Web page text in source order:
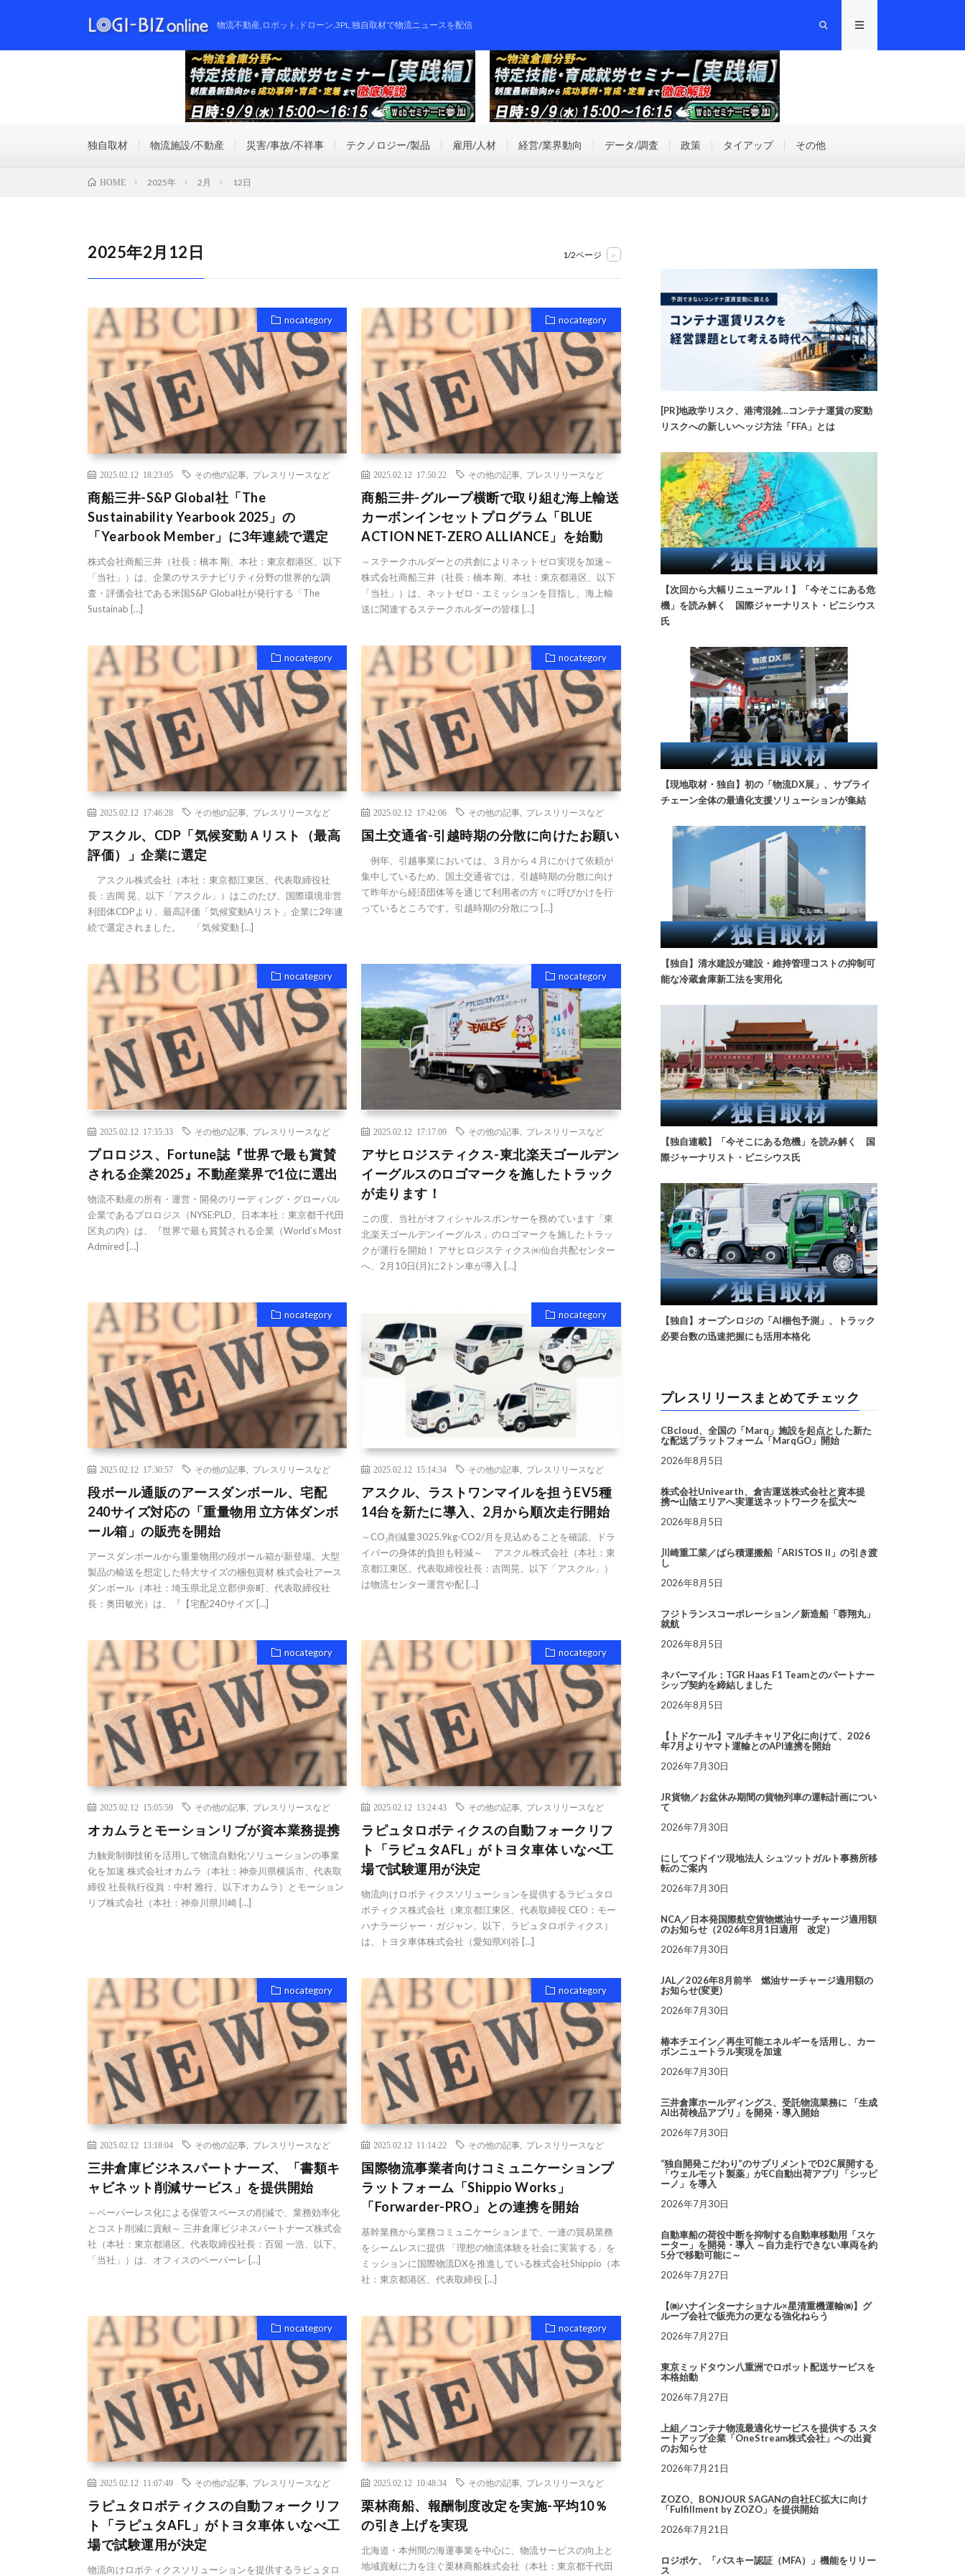
物流不動産,ロボット,ドローン,3PL,独自取材で物流ニュースを配信
独自取材 物流施設/不動産 災害/事故/不祥事 テクノロジー/製品 雇用/人材 経営/業界動向 データ/調査 政策 タイアップ その他
HOME 2025年 2月 12日
2025年2月12日 1/2ページ >
nocategory
2025.02.12 18:23:05 その他の記事 プレスリリースなど
商船三井-S&P Global社「The
Sustainability Yearbook 2025」の
「Yearbook Member」に3年連続で選定
株式会社商船三井（社長：橋本 剛、本社：東京都港区、以下
「当社」）は、企業のサステナビリティ分野の世界的な調
査・評価会社である米国S&P Global社が発行する「The
Sustainab […]
nocategory
2025.02.12 17:50:22 その他の記事 プレスリリースなど
商船三井-グループ横断で取り組む海上輸送
カーボンインセットプログラム「BLUE
ACTION NET-ZERO ALLIANCE」を始動
～ステークホルダーとの共創によりネットゼロ実現を加速～
株式会社商船三井（社長：橋本 剛、本社：東京都港区、以下
「当社」）は、ネットゼロ・エミッションを目指し、海上輸
送に関連するステークホルダーの皆様 […]
nocategory
2025.02.12 17:46:28 その他の記事 プレスリリースなど
アスクル、CDP「気候変動Ａリスト（最高
評価）」企業に選定
アスクル株式会社（本社：東京都江東区、代表取締役社
長：吉岡 晃、以下「アスクル」）はこのたび、国際環境非営
利団体CDPより、最高評価「気候変動Aリスト」企業に2年連
続で選定されました。 「気候変動 […]
nocategory
2025.02.12 17:42:06 その他の記事 プレスリリースなど
国土交通省-引越時期の分散に向けたお願い
例年、引越事業においては、３月から４月にかけて依頼が
集中しているため、国土交通省では、引越時期の分散に向け
て昨年から経済団体等を通じて利用者の方々に呼びかけを行
っているところです。引越時期の分散につ […]
nocategory
2025.02.12 17:35:33 その他の記事 プレスリリースなど
プロロジス、Fortune誌『世界で最も賞賛
される企業2025』不動産業界で1位に選出
物流不動産の所有・運営・開発のリーディング・グローバル
企業であるプロロジス（NYSE:PLD、日本本社：東京都千代田
区丸の内）は、『世界で最も賞賛される企業（World’s Most
Admired […]
nocategory
2025.02.12 17:17:09 その他の記事 プレスリリースなど
アサヒロジスティクス-東北楽天ゴールデン
イーグルスのロゴマークを施したトラック
が走ります！
この度、当社がオフィシャルスポンサーを務めています「東
北楽天ゴールデンイーグルス」のロゴマークを施したトラッ
クが運行を開始！ アサヒロジスティクス㈱仙台共配センター
へ、2月10日(月)に2トン車が導入 […]
nocategory
2025.02.12 17:30:57 その他の記事 プレスリリースなど
段ボール通販のアースダンボール、宅配
240サイズ対応の「重量物用 立方体ダンボ
ール箱」の販売を開始
アースダンボールから重量物用の段ボール箱が新登場。大型
製品の輸送を想定した特大サイズの梱包資材 株式会社アース
ダンボール（本社：埼玉県北足立郡伊奈町、代表取締役社
長：奥田敏光）は、『【宅配240サイズ […]
nocategory
2025.02.12 15:14:34 その他の記事 プレスリリースなど
アスクル、ラストワンマイルを担うEV5種
14台を新たに導入、2月から順次走行開始
～CO₂削減量3025.9kg-CO2/月を見込めることを確認、ドラ
イバーの身体的負担も軽減～ アスクル株式会社（本社：東
京都江東区、代表取締役社長：吉岡晃、以下「アスクル」）
は物流センター運営や配 […]
nocategory
2025.02.12 15:05:59 その他の記事 プレスリリースなど
オカムラとモーションリブが資本業務提携
力触覚制御技術を活用して物流自動化ソリューションの事業
化を加速 株式会社オカムラ（本社：神奈川県横浜市、代表取
締役 社長執行役員：中村 雅行、以下オカムラ）とモーション
リブ株式会社（本社：神奈川県川崎 […]
nocategory
2025.02.12 13:24:43 その他の記事 プレスリリースなど
ラピュタロボティクスの自動フォークリフ
ト「ラピュタAFL」がトヨタ車体 いなべ工
場で試験運用が決定
物流向けロボティクスソリューションを提供するラピュタロ
ボティクス株式会社（東京都江東区、代表取締役 CEO：モー
ハナラージャー・ガジャン、以下、ラピュタロボティクス）
は、トヨタ車体株式会社（愛知県刈谷 […]
nocategory
2025.02.12 13:18:04 その他の記事 プレスリリースなど
三井倉庫ビジネスパートナーズ、「書類キ
ャビネット削減サービス」を提供開始
～ペーパーレス化による保管スペースの削減で、業務効率化
とコスト削減に貢献～ 三井倉庫ビジネスパートナーズ株式会
社（本社：東京都港区、代表取締役社⻑：百留 一浩、以下、
「当社」）は、オフィスのペーパーレ […]
nocategory
2025.02.12 11:14:22 その他の記事 プレスリリースなど
国際物流事業者向けコミュニケーションプ
ラットフォーム「Shippio Works」
「Forwarder-PRO」との連携を開始
基幹業務から業務コミュニケーションまで、一連の貿易業務
をシームレスに提供 「理想の物流体験を社会に実装する」を
ミッションに国際物流DXを推進している株式会社Shippio（本
社：東京都港区、代表取締役 […]
nocategory
2025.02.12 11:07:49 その他の記事 プレスリリースなど
ラピュタロボティクスの自動フォークリフ
ト「ラピュタAFL」がトヨタ車体 いなべ工
場で試験運用が決定
物流向けロボティクスソリューションを提供するラピュタロ
nocategory
2025.02.12 10:48:34 その他の記事 プレスリリースなど
栗林商船、報酬制度改定を実施-平均10％
の引き上げを実現
北海道・本州間の海運事業を中心に、物流サービスの向上と
地域貢献に力を注ぐ栗林商船株式会社（本社：東京都千代田
[PR]地政学リスク、港湾混雑…コンテナ運賃の変動
リスクへの新しいヘッジ方法「FFA」とは
【次回から大幅リニューアル！】「今そこにある危
機」を読み解く 国際ジャーナリスト・ビニシウス
氏
【現地取材・独自】初の「物流DX展」、サプライ
チェーン全体の最適化支援ソリューションが集結
【独自】清水建設が建設・維持管理コストの抑制可
能な冷蔵倉庫新工法を実用化
【独自連載】「今そこにある危機」を読み解く 国
際ジャーナリスト・ビニシウス氏
【独自】オープンロジの「AI梱包予測」、トラック
必要台数の迅速把握にも活用本格化
プレスリリースまとめてチェック
CBcloud、全国の「Marq」施設を起点とした新た
な配送プラットフォーム「MarqGO」開始
2026年8月5日
株式会社Univearth、倉吉運送株式会社と資本提
携〜山陰エリアへ実運送ネットワークを拡大〜
2026年8月5日
川崎重工業／ばら積運搬船「ARISTOS II」の引き渡
し
2026年8月5日
フジトランスコーポレーション／新造船「蓉翔丸」
就航
2026年8月5日
ネバーマイル：TGR Haas F1 Teamとのパートナー
シップ契約を締結しました
2026年8月5日
【トドケール】マルチキャリア化に向けて、2026
年7月よりヤマト運輸とのAPI連携を開始
2026年7月30日
JR貨物／お盆休み期間の貨物列車の運転計画につい
て
2026年7月30日
にしてつドイツ現地法人 シュツットガルト事務所移
転のご案内
2026年7月30日
NCA／日本発国際航空貨物燃油サーチャージ適用額
のお知らせ（2026年8月1日適用 改定）
2026年7月30日
JAL／2026年8月前半 燃油サーチャージ適用額の
お知らせ(変更)
2026年7月30日
椿本チエイン／再生可能エネルギーを活用し、カー
ボンニュートラル実現を加速
2026年7月30日
三井倉庫ホールディングス、受託物流業務に 「生成
AI出荷検品アプリ」を開発・導入開始
2026年7月30日
“独自開発こだわり”のサプリメントでD2C展開する
「ウェルモット製薬」がEC自動出荷アプリ「シッピ
ーノ」を導入
2026年7月30日
自動車船の荷役中断を抑制する自動車移動用「スケ
ーター」を開発・導入 ～自力走行できない車両を約
5分で移動可能に～
2026年7月27日
【㈱ハナインターナショナル×星清重機運輸㈱】グ
ループ会社で販売力の更なる強化ねらう
2026年7月27日
東京ミッドタウン八重洲でロボット配送サービスを
本格始動
2026年7月27日
上組／コンテナ物流最適化サービスを提供する スタ
ートアップ企業「OneStream株式会社」への出資
のお知らせ
2026年7月21日
ZOZO、BONJOUR SAGANの自社EC拡大に向け
「Fulfillment by ZOZO」を提供開始
2026年7月21日
ロジポケ、「パスキー認証（MFA）」機能をリリー
ス